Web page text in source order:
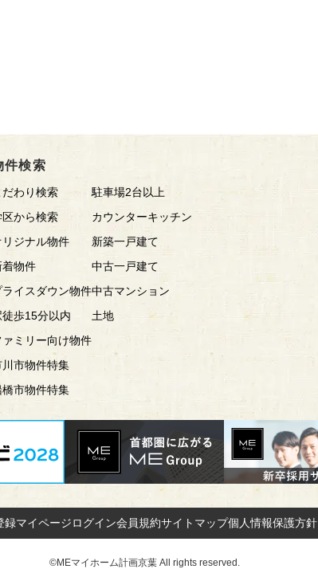
件検索
だわり検索
区から検索
リジナル物件
着物件
ライスダウン物件
徒歩15分以内
ァミリー向け物件
川市物件特集
橋市物件特集
駐車場2台以上
カウンターキッチン
新築一戸建て
中古一戸建て
中古マンション
土地
録マイページログイン会員規約サイトマップ個人情報保護方針
©MEマイホーム計画京葉 All rights reserved.